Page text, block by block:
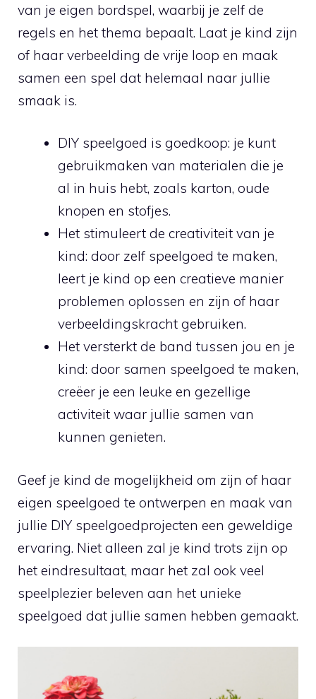
van je eigen bordspel, waarbij je ⁤zelf de
regels⁢ en het thema bepaalt. Laat je ​kind ​zijn
of haar verbeelding de ‍vrije loop en maak⁣
samen ⁣een spel dat helemaal naar jullie
⁢smaak is.
DIY ⁤speelgoed is ⁤goedkoop: je kunt
gebruikmaken van materialen die ⁣je
al in ​huis hebt,‌ zoals ⁢karton, ⁢oude
knopen en⁤ stofjes.
Het stimuleert de creativiteit van je
kind: door zelf speelgoed ⁢te⁢ maken,
leert je kind op ‌een creatieve manier
problemen oplossen en‍ zijn of haar
verbeeldingskracht gebruiken.
Het‌ versterkt de ‌band tussen ⁣jou ‍en je
kind: door samen speelgoed te maken,
creëer je een ⁢leuke en⁢ gezellige
activiteit waar jullie samen van
⁤kunnen⁤ genieten.
Geef ⁣je kind de mogelijkheid om zijn of haar
eigen ​speelgoed te ontwerpen en⁤ maak van
jullie ‌DIY speelgoedprojecten een geweldige
ervaring. Niet alleen ⁣zal​ je kind trots​ zijn⁣ op
het eindresultaat, maar het zal ook veel
speelplezier⁢ beleven aan het unieke
speelgoed dat jullie⁣ samen hebben gemaakt.